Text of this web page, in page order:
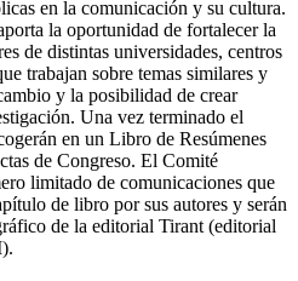
en la comunicación y su cultura.
la oportunidad de fortalecer la
de distintas universidades, centros
trabajan sobre temas similares y
y la posibilidad de crear
Una vez terminado el
en un Libro de Resúmenes
de Congreso. El Comité
limitado de comunicaciones que
de libro por sus autores y serán
de la editorial Tirant (editorial